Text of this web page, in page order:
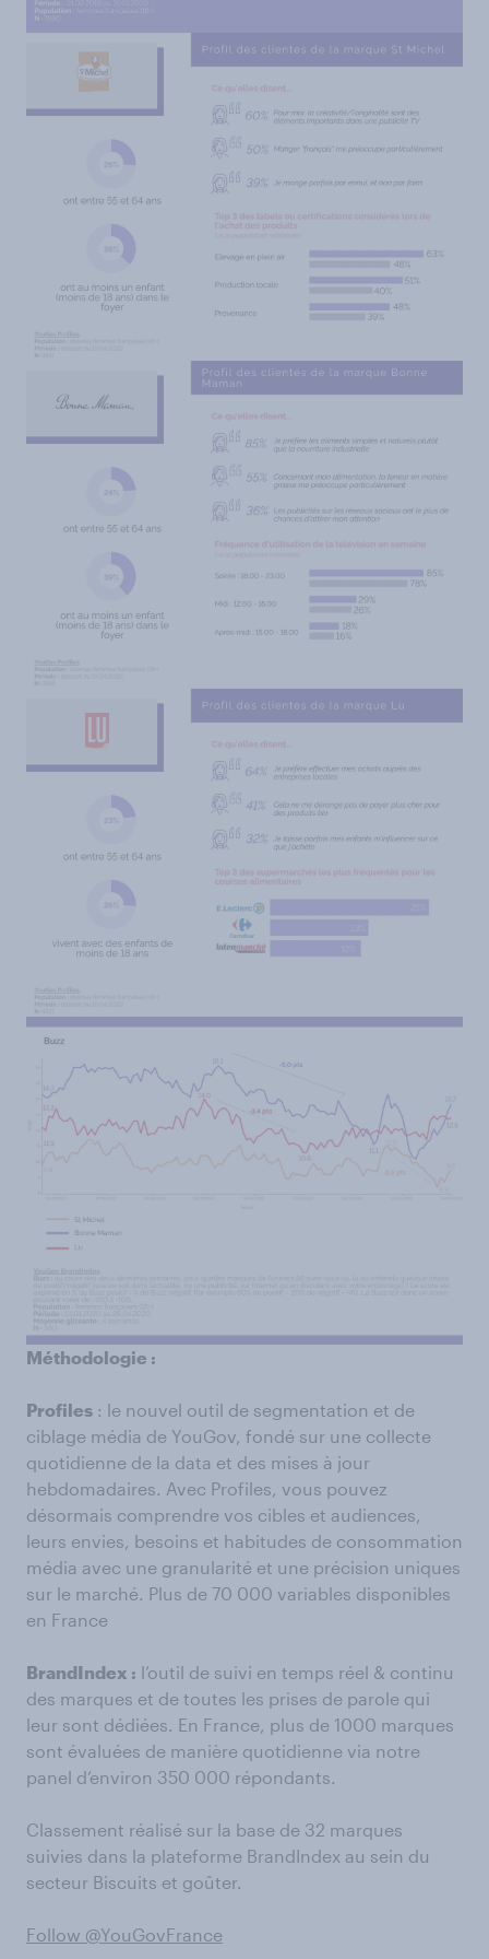
Méthodologie :
Profiles : le nouvel outil de segmentation et de
ciblage média de YouGov, fondé sur une collecte
quotidienne de la data et des mises à jour
hebdomadaires. Avec Profiles, vous pouvez
désormais comprendre vos cibles et audiences,
leurs envies, besoins et habitudes de consommation
média avec une granularité et une précision uniques
sur le marché. Plus de 70 000 variables disponibles
en France
BrandIndex : l’outil de suivi en temps réel & continu
des marques et de toutes les prises de parole qui
leur sont dédiées. En France, plus de 1000 marques
sont évaluées de manière quotidienne via notre
panel d’environ 350 000 répondants.
Classement réalisé sur la base de 32 marques
suivies dans la plateforme BrandIndex au sein du
secteur Biscuits et goûter.
Follow @YouGovFrance